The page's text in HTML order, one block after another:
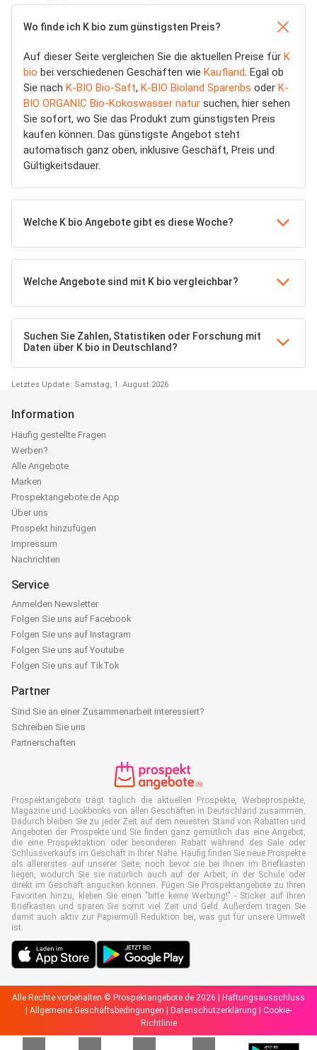
Wo finde ich K bio zum günstigsten Preis?
Auf dieser Seite vergleichen Sie die aktuellen Preise für K
bio bei verschiedenen Geschäften wie Kaufland. Egal ob
Sie nach K-BIO Bio-Saft, K-BIO Bioland Spareribs oder K-
BIO ORGANIC Bio-Kokoswasser natur suchen, hier sehen
Sie sofort, wo Sie das Produkt zum günstigsten Preis
kaufen können. Das günstigste Angebot steht
automatisch ganz oben, inklusive Geschäft, Preis und
Gültigkeitsdauer.
Welche K bio Angebote gibt es diese Woche?
Welche Angebote sind mit K bio vergleichbar?
Suchen Sie Zahlen, Statistiken oder Forschung mit
Daten über K bio in Deutschland?
Letztes Update: Samstag, 1. August 2026
Information
Häufig gestellte Fragen
Werben?
Alle Angebote
Marken
Prospektangebote.de App
Über uns
Prospekt hinzufügen
Impressum
Nachrichten
Service
Anmelden Newsletter
Folgen Sie uns auf Facebook
Folgen Sie uns auf Instagram
Folgen Sie uns auf Youtube
Folgen Sie uns auf TikTok
Partner
Sind Sie an einer Zusammenarbeit interessiert?
Schreiben Sie uns
Partnerschaften
Prospektangebote trägt täglich die aktuellen Prospekte, Werbeprospekte,
Magazine und Lookbooks von allen Geschäften in Deutschland zusammen.
Dadurch bleiben Sie zu jeder Zeit auf dem neuesten Stand von Rabatten und
Angeboten der Prospekte und Sie finden ganz gemütlich das eine Angebot,
die eine Prospektaktion oder besonderen Rabatt während des Sale oder
Schlussverkaufs im Geschäft in Ihrer Nähe. Häufig finden Sie neue Prospekte
als allererstes auf unserer Seite, noch bevor sie bei Ihnen im Briefkasten
liegen, wodurch Sie sie natürlich auch auf der Arbeit, in der Schule oder
direkt im Geschäft angucken können. Fügen Sie Prospektangebote zu Ihren
Favoriten hinzu, kleben Sie einen "bitte keine Werbung!" - Sticker auf Ihren
Briefkasten und sparen Sie somit viel Zeit und Geld. Außerdem tragen Sie
damit auch aktiv zur Papiermüll Reduktion bei, was gut für unsere Umwelt
ist.
Alle Rechte vorbehalten © Prospektangebote.de 2026 |
Haftungsausschluss
Allgemeine Geschäftsbedingungen Datenschutzerklärung
Cookie-
Richtlinie